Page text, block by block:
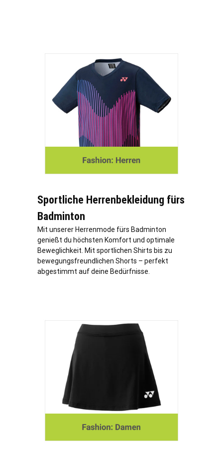
Sportliche Herrenbekleidung fürs
Badminton
Mit unserer Herrenmode fürs Badminton
genießt du höchsten Komfort und optimale
Beweglichkeit. Mit sportlichen Shirts bis zu
bewegungsfreundlichen Shorts – perfekt
abgestimmt auf deine Bedürfnisse.